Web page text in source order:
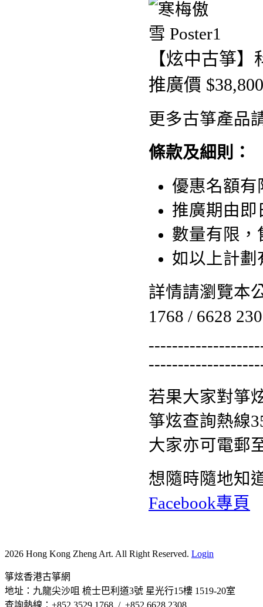
【炫中古箏
推廣價 $38,800
更多古箏產品
條款及細則：
優惠名額
推廣期由即
數量有限，
如以上計劃
詳情請瀏覽本
1768 / 6628
若果大家對箏
箏炫查詢熱線
大家亦可電郵
想隨時隨地知
Facebook專頁
2026 Hong Kong Zheng Art. All Right Reserved. Login
箏炫香港古箏網
地址：九龍尖沙咀 梳士巴利道3號 星光行15樓 1519-20室
查詢熱線：+852 3529 1768 / +852 6628 2308